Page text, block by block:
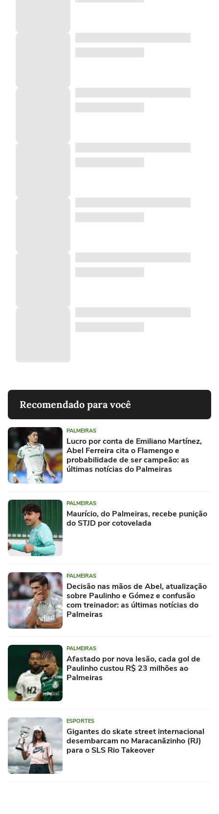
Recomendado para você
PALMEIRAS
Lucro por conta de Emiliano Martínez,
Abel Ferreira cita o Flamengo e
probabilidade de ser campeão: as
últimas notícias do Palmeiras
PALMEIRAS
Maurício, do Palmeiras, recebe punição
do STJD por cotovelada
PALMEIRAS
Decisão nas mãos de Abel, atualização
sobre Paulinho e Gómez e confusão
com treinador: as últimas notícias do
Palmeiras
PALMEIRAS
Afastado por nova lesão, cada gol de
Paulinho custou R$ 23 milhões ao
Palmeiras
ESPORTES
Gigantes do skate street internacional
desembarcam no Maracanãzinho (RJ)
para o SLS Rio Takeover